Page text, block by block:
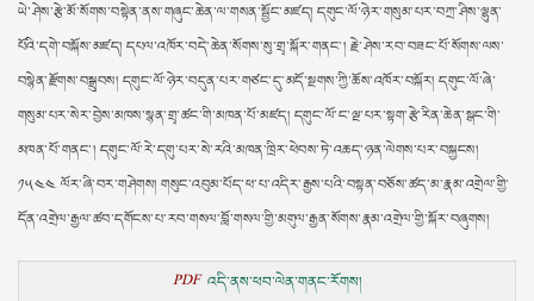
ཡེ་ཤེས་རྩེ་མོ་སོགས་བསྟེན་ནས་གཞུང་ཆེན་ལ་གསན་སྦྱོང་མཛད། དགུང་ལོ་ཉེར་གསུམ་པར་བཀྲ་ཤིས་ལྷུན་
པོའི་དགེ་བསྐོས་མཛད། དཔལ་འཁོར་བདེ་ཆེན་སོགས་སུ་གྲྭ་སྐོར་གནང་། རྗེ་ཤེས་རབ་བཟང་པོ་སོགས་ལས་
བསྙེན་རྫོགས་བསྒྲུབས། དགུང་ལོ་ཉེར་བདུན་པར་གཙང་དུ་མདོ་སྔགས་ཀྱི་ཆོས་འཁོར་བསྐོར། དགུང་ལོ་ཞེ་
གསུམ་པར་སེར་བྱེས་མཁས་སྙན་གྲྭ་ཚང་གི་མཁན་པོ་མཛད། དགུང་ལོ་ང་ལྔ་པར་སྟག་རྩེ་རིན་ཆེན་སྒང་གི་
མཁན་པོ་གནང་། དགུང་ལོ་རེ་དགུ་པར་སེ་རའི་མཁན་ཁྲིར་ཕེབས་ཏེ་འཆད་ཉན་ལེགས་པར་བསྐྱངས།
༡༥༤༤ ལོར་ཞི་བར་གཤེགས། གསུང་འབུམ་པོད་ཕ་པ་འདིར་རྒྱས་པའི་བསྟན་བཅོས་ཚད་མ་རྣམ་འགྲེལ་གྱི་
དོན་འགྲེལ་རྒྱལ་ཚབ་དགོངས་པ་རབ་གསལ་བློ་གསལ་གྱི་མགུལ་རྒྱན་སོགས་རྣམ་འགྲེལ་གྱི་སྐོར་བཞུགས།
PDF འདི་ནས་ཕབ་ལེན་གནང་རོགས།